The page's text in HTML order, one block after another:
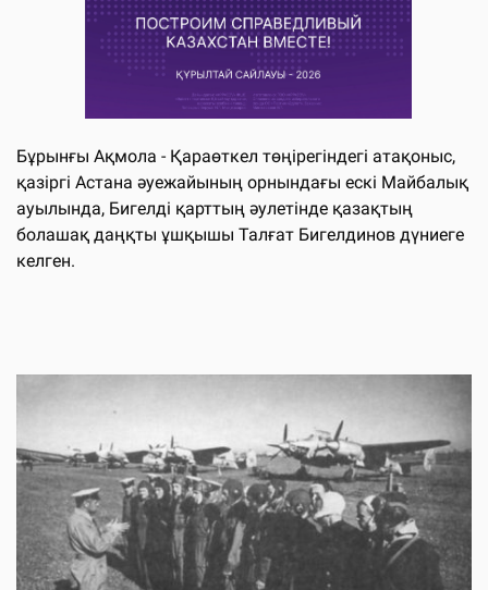
Бұрынғы Ақмола - Қараөткел төңірегіндегі атақоныс,
қазіргі Астана әуежайының орнындағы ескі Майбалық
ауылында, Бигелді қарттың әулетінде қазақтың
болашақ даңқты ұшқышы Талғат Бигелдинов дүниеге
келген.